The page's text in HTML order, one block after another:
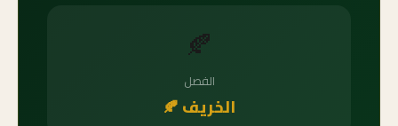
🍂
الفصل
الخريف 🍂